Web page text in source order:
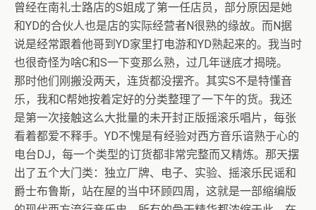
曾经在南礼士路店的S姐成了第一任店员，部分原因是她
和YD的合伙人也是店的实际经营者N很熟的缘故。而N据
说是经常跟着他哥到YD家里打电游和YD熟起来的。我当时
也很奇怪为啥C和S一下变那么熟，过几年谜底才揭晓。
那时他们刚搬没两天，连货都没摆齐。其实S不是特懂音
乐，我和C帮她按着定好的分类整理了一下午的货。我还
是第一次接触这么大批量的未开封正版摇滚乐唱片，每张
看着都爱不释手。YD不愧是有经验对西方音乐谙熟于心的
电台DJ，每一个类型的订货都非常完整而又精炼。那天摆
出了五个大门类：独立厂牌、电子、实验、摇滚乐民谣和
爵士布鲁斯，站在屋的当中环顾四周，这就是一部缩编版